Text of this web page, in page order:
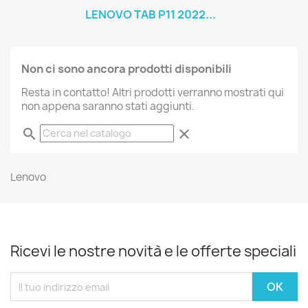
LENOVO TAB P11 2022...
Non ci sono ancora prodotti disponibili
Resta in contatto! Altri prodotti verranno mostrati qui
non appena saranno stati aggiunti.
search clear
Lenovo
Ricevi le nostre novità e le offerte speciali